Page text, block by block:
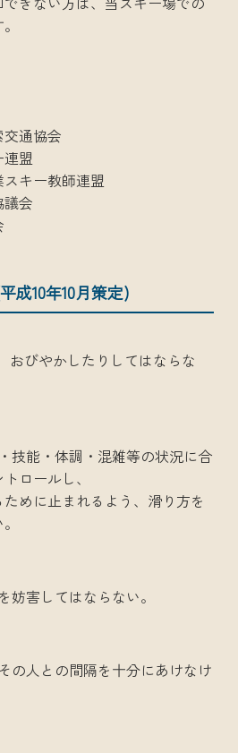
通協会
盟
キー教師連盟
会
成10年10月策定)
おびやかしたりしてはならな
技能・体調・混雑等の状況に合
ロールし、
めに止まれるよう、滑り方を
妨害してはならない。
の人との間隔を十分にあけなけ